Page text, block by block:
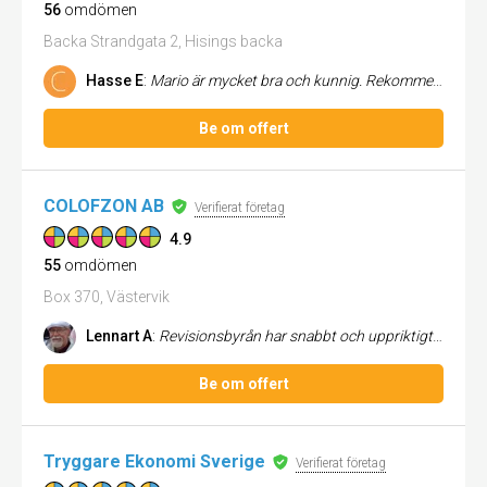
56 omdömen
Backa Strandgata 2, Hisings backa
Hasse E: Mario är mycket bra och kunnig. Rekommenderas!
Be om offert
COLOFZON AB Verifierat företag
4.9
55 omdömen
Box 370, Västervik
Lennart A: Revisionsbyrån har snabbt och uppriktigt, svarat på mina frågor, utfört årliga bokslut till min belåtenhet och hjälpt mi...
Be om offert
Tryggare Ekonomi Sverige Verifierat företag